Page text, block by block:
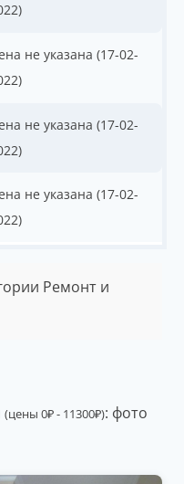
не указана (17-02-
не указана (17-02-
не указана (17-02-
Ремонт и
(цены 0₽- 11300₽): фото